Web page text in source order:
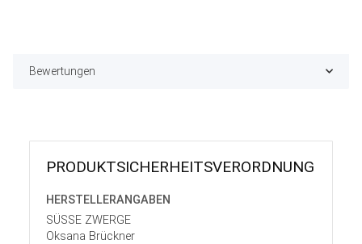
Bewertungen
PRODUKT­SICHER­HEITS­VER­ORD­NUNG
HERSTELLER­ANGABEN
SÜSSE ZWERGE
Oksana Brückner